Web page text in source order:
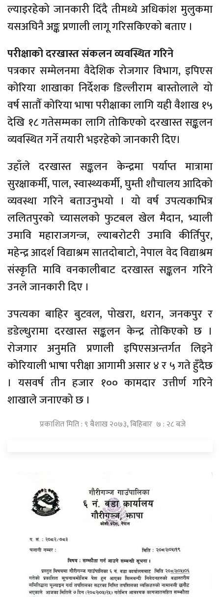
ल्याइरहेको जानकारी दिँदै तीमध्ये अधिकांश मुलुकमा
यसअघिनै अङ्क प्रणाली लागू गरिसकिएको बताए ।
परीक्षाको दरखास्त संकलन व्यवस्थित गरिने
पत्रकार सम्मेलनमा वैदेशिक रोजगार विभाग, इपिएस
कोरिया शाखाका निर्देशक डिल्लीराम बास्तोलाले यो
वर्ष सातौँ कोरिया भाषा परीक्षाका लागि यही वैशाख १५
देखि १८ गतेसम्मका लागि तोकिएको दरखास्त सङ्कलन
व्यवस्थित गर्ने तयारी भइरहेको जानकारी दिए।
उहाँले दरखास्त सङ्कलन केन्द्रमा पर्याप्त मात्रामा
सुरक्षाकर्मी, पाल, स्वास्थ्यकर्मी, घुम्ती शौचालय आदिको
व्यवस्था गरिने बताउनुभयो । यो वर्ष उपत्यकाभित्र
ललितपुरको च्यासलको फुटबल खेल मैदान, भ्याली
उमावि महाराजगन्ज, ल्याबरोटरी उमावि कीर्तिपुर,
महेन्द्र आदर्श विद्याश्रम सातदोबाटो, नेपाल वेद विद्याश्रम
संस्कृति मावि वनकालीबाट दरखास्त सङ्कलन गरिने
उनले जानकारी दिए ।
उपत्यका बाहिर बुटवल, पोखरा, धरान, जनकपुर र
डडेल्धुरामा दरखास्त सङ्कलन केन्द्र तोकिएको छ ।
रोजगार अनुमति प्रणाली इपिएसअन्तर्गत लिइने
कोरियाली भाषा परीक्षा आगामी असार ४ र ५ गते हुँदैछ
। यसवर्ष तीन हजार १०० कामदार उत्तीर्ण गरिने
शाखाले जनाएको छ ।
प्रकाशित मिति : ९ बैशाख २०७३, बिहिबार ७ : २८ बजे